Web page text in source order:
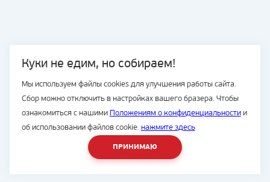
Куки не едим, но собираем!
Мы используем файлы cookies для улучшения работы сайта.
Сбор можно отключить в настройках вашего бразера. Чтобы
ознакомиться с нашими Положениям о конфиденциальностии
об использовании файлов cookie. нажмите здесь
ПРИНИМАЮ